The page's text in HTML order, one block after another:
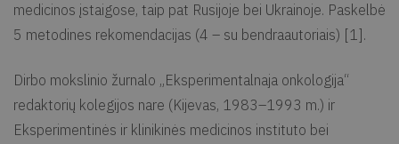
medicinos įstaigose, taip pat Rusijoje bei Ukrainoje. Paskelbė
5 metodines rekomendacijas (4 – su bendraautoriais) [1].
Dirbo mokslinio žurnalo „Eksperimentalnaja onkologija“
redaktorių kolegijos nare (Kijevas, 1983–1993 m.) ir
Eksperimentinės ir klinikinės medicinos instituto bei